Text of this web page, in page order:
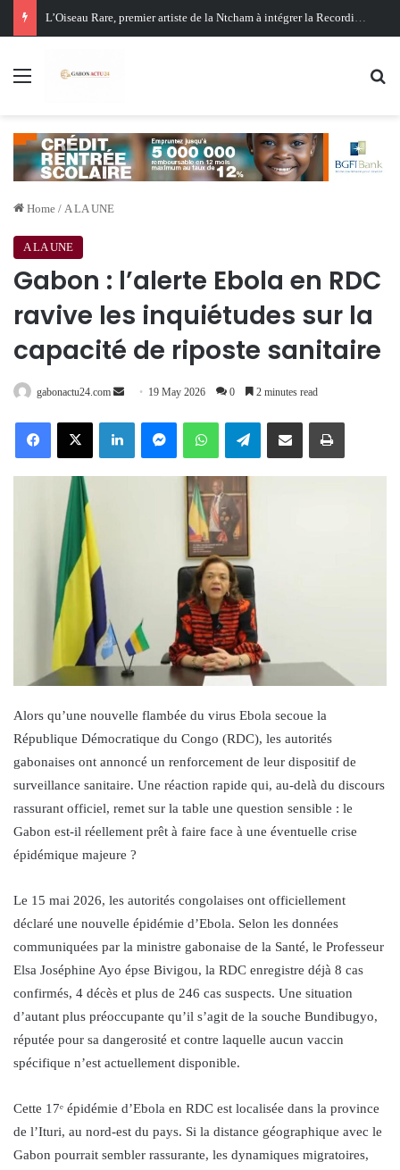
Oligui Nguema au Ghana : Libreville mise sur Accra pour renforcer sa stratégie diplomatique et économique
Menu
Home / A LA UNE
A LA UNE
Gabon : l’alerte Ebola en RDC
ravive les inquiétudes sur la
capacité de riposte sanitaire
gabonactu24.com
Send 19 May 2026 0 2 minutes read
FacebookX LinkedInMessengerWhatsAppTelegramShare via Email Print
Alors qu’une nouvelle flambée du virus Ebola secoue la
République Démocratique du Congo (RDC), les autorités
gabonaises ont annoncé un renforcement de leur dispositif de
surveillance sanitaire. Une réaction rapide qui, au-delà du discours
rassurant officiel, remet sur la table une question sensible : le
Gabon est-il réellement prêt à faire face à une éventuelle crise
épidémique majeure ?
Le 15 mai 2026, les autorités congolaises ont officiellement
déclaré une nouvelle épidémie d’Ebola. Selon les données
communiquées par la ministre gabonaise de la Santé, le Professeur
Elsa Joséphine Ayo épse Bivigou, la RDC enregistre déjà 8 cas
confirmés, 4 décès et plus de 246 cas suspects. Une situation
d’autant plus préoccupante qu’il s’agit de la souche Bundibugyo,
réputée pour sa dangerosité et contre laquelle aucun vaccin
spécifique n’est actuellement disponible.
Cette 17ᵉ épidémie d’Ebola en RDC est localisée dans la province
de l’Ituri, au nord-est du pays. Si la distance géographique avec le
Gabon pourrait sembler rassurante, les dynamiques migratoires,